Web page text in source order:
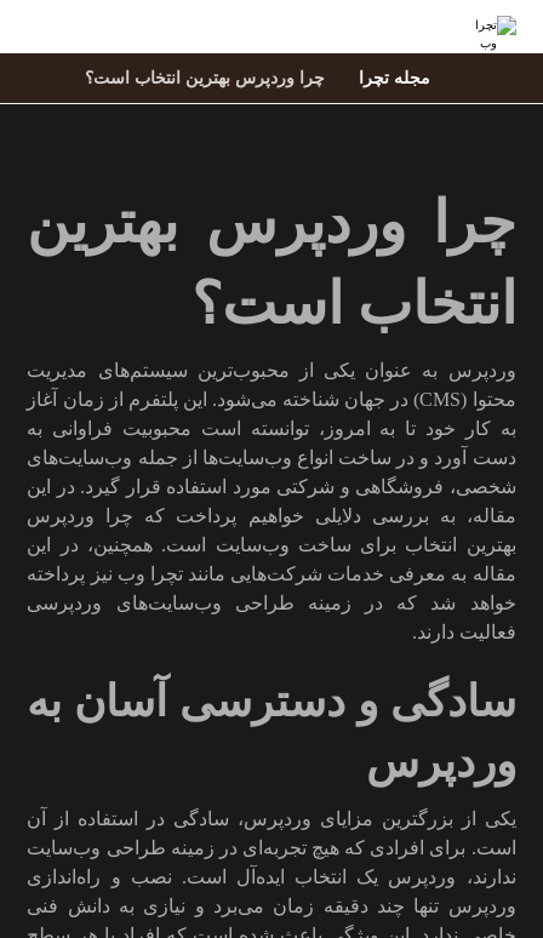
مجله تچرا چرا وردپرس بهترین انتخاب است؟
چرا وردپرس بهترین
انتخاب است؟
وردپرس به عنوان یکی از محبوب‌ترین سیستم‌های مدیریت
محتوا (CMS) در جهان شناخته می‌شود. این پلتفرم از زمان آغاز
به کار خود تا به امروز، توانسته است محبوبیت فراوانی به
دست آورد و در ساخت انواع وب‌سایت‌ها از جمله وب‌سایت‌های
شخصی، فروشگاهی و شرکتی مورد استفاده قرار گیرد. در این
مقاله، به بررسی دلایلی خواهیم پرداخت که چرا وردپرس
بهترین انتخاب برای ساخت وب‌سایت است. همچنین، در این
مقاله به معرفی خدمات شرکت‌هایی مانند تچرا وب نیز پرداخته
خواهد شد که در زمینه طراحی وب‌سایت‌های وردپرسی
فعالیت دارند.
سادگی و دسترسی آسان به
وردپرس
یکی از بزرگترین مزایای وردپرس، سادگی در استفاده از آن
است. برای افرادی که هیچ تجربه‌ای در زمینه طراحی وب‌سایت
ندارند، وردپرس یک انتخاب ایده‌آل است. نصب و راه‌اندازی
وردپرس تنها چند دقیقه زمان می‌برد و نیازی به دانش فنی